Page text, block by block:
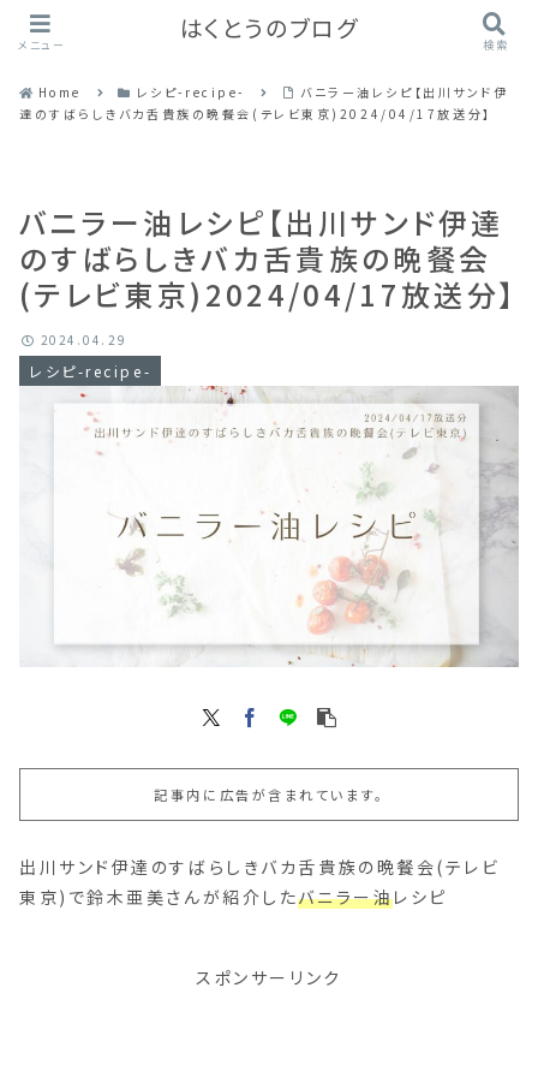
Home レシピ-recipe-
バニラー油レシピ【出川サンド伊
達のすばらしきバカ舌貴族の晩餐会(テレビ東京)2024/04/17放送分】
バニラー油レシピ【出川サンド伊達
のすばらしきバカ舌貴族の晩餐会
(テレビ東京)2024/04/17放送分】
レシピ-recipe-
2024.04.29
記事内に広告が含まれています。
出川サンド伊達のすばらしきバカ舌貴族の晩餐会(テレビ
東京)で鈴木亜美さんが紹介したバニラー油レシピ
スポンサーリンク
メニュー
はくとうのブログ
検索